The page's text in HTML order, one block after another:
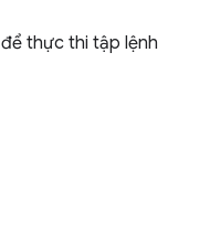
để thực thi tập lệnh